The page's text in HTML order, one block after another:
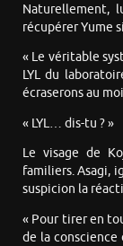
Naturellement,
récupérer Yume
« Le véritable
LYL du
écraserons au
« LYL… dis-tu ? »
Le visage de
familiers. Asagi,
suspicion la
« Pour tirer en
de la conscience